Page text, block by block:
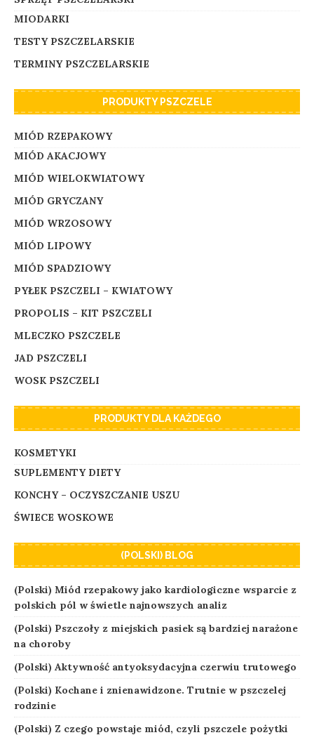
MIODARKI
TESTY PSZCZELARSKIE
TERMINY PSZCZELARSKIE
PRODUKTY PSZCZELE
MIÓD RZEPAKOWY
MIÓD AKACJOWY
MIÓD WIELOKWIATOWY
MIÓD GRYCZANY
MIÓD WRZOSOWY
MIÓD LIPOWY
MIÓD SPADZIOWY
PYŁEK PSZCZELI – KWIATOWY
PROPOLIS – KIT PSZCZELI
MLECZKO PSZCZELE
JAD PSZCZELI
WOSK PSZCZELI
PRODUKTY DLA KAŻDEGO
KOSMETYKI
SUPLEMENTY DIETY
KONCHY – OCZYSZCZANIE USZU
ŚWIECE WOSKOWE
(POLSKI) BLOG
(Polski) Miód rzepakowy jako kardiologiczne wsparcie z
polskich pól w świetle najnowszych analiz
(Polski) Pszczoły z miejskich pasiek są bardziej narażone
na choroby
(Polski) Aktywność antyoksydacyjna czerwiu trutowego
(Polski) Kochane i znienawidzone. Trutnie w pszczelej
rodzinie
(Polski) Z czego powstaje miód, czyli pszczele pożytki